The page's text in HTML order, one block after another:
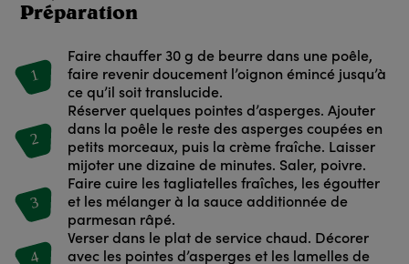
Préparation
1
Faire chauffer 30 g de beurre dans une poêle,
faire revenir doucement l’oignon émincé jusqu’à
ce qu’il soit translucide.
2
Réserver quelques pointes d’asperges. Ajouter
dans la poêle le reste des asperges coupées en
petits morceaux, puis la crème fraîche. Laisser
mijoter une dizaine de minutes. Saler, poivre.
3
Faire cuire les tagliatelles fraîches, les égoutter
et les mélanger à la sauce additionnée de
parmesan râpé.
4
Verser dans le plat de service chaud. Décorer
avec les pointes d’asperges et les lamelles de